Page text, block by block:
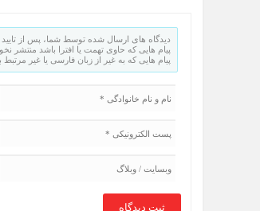
دیدگاه های ارسال شده توسط شما، پس از
پیام هایی که حاوی تهمت یا افترا باشد منتشر
پیام هایی که به غیر از زبان فارسی یا غیر